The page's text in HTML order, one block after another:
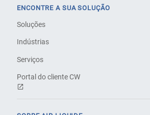
ENCONTRE A SUA SOLUÇÃO
Soluções
Indústrias
Serviços
Portal do cliente CW